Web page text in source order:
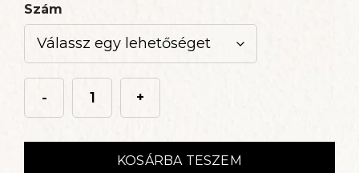
Szám
-
Hullámgyertya
+
KOSÁRBA TESZEM